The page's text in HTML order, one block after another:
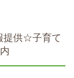
提供☆子育て